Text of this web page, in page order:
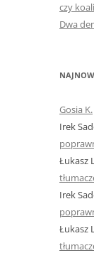
czy
Dwa
Gosia K.
Irek
Łukasz
Irek
Łukasz